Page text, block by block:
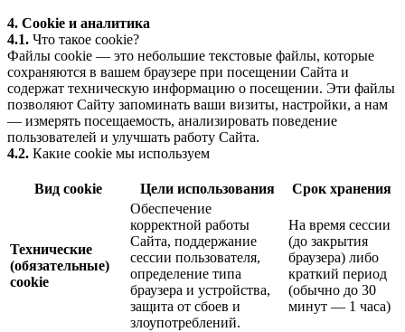
4. Cookie и аналитика
4.1. Что такое cookie?
Файлы cookie — это небольшие текстовые файлы, которые
сохраняются в вашем браузере при посещении Сайта и
содержат техническую информацию о посещении. Эти файлы
позволяют Сайту запоминать ваши визиты, настройки, а нам
— измерять посещаемость, анализировать поведение
пользователей и улучшать работу Сайта.
4.2. Какие cookie мы используем
Вид cookie Цели использования Срок хранения
Технические
(обязательные)
cookie
Обеспечение
корректной работы
Сайта, поддержание
сессии пользователя,
определение типа
браузера и устройства,
защита от сбоев и
злоупотреблений.
На время сессии
(до закрытия
браузера) либо
краткий период
(обычно до 30
минут — 1 часа)